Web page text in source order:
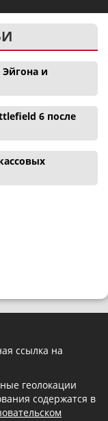
и
6 после
ссылка на
геолокации
содержатся в